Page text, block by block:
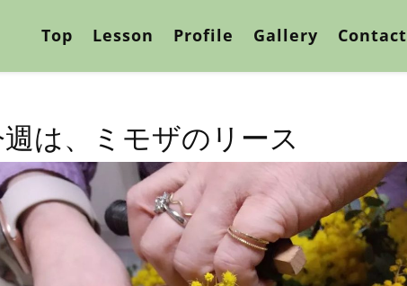
Top Lesson Profile Gallery Contact
は、ミモザのリース